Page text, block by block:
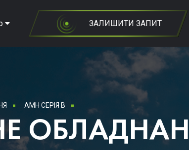
ЗАЛИШИТИ ЗАПИТ
AMH СЕРІЯ В